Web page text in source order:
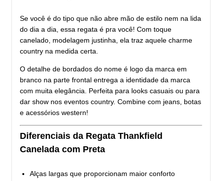
Se você é do tipo que não abre mão de estilo nem na lida
do dia a dia, essa regata é pra você! Com toque
canelado, modelagem justinha, ela traz aquele charme
country na medida certa.
O detalhe de bordados do nome é logo da marca em
branco na parte frontal entrega a identidade da marca
com muita elegância. Perfeita para looks casuais ou para
dar show nos eventos country. Combine com jeans, botas
e acessórios western!
Diferenciais da Regata Thankfield
Canelada com Preta
Alças largas que proporcionam maior conforto